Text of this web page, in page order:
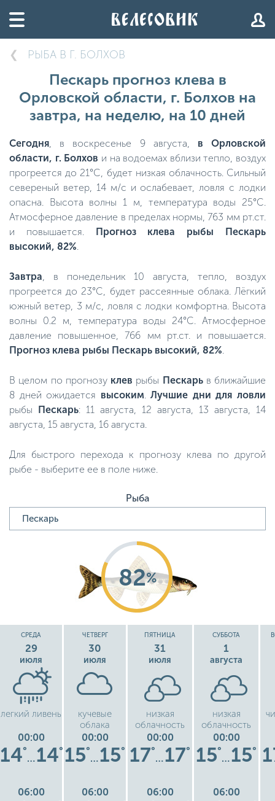
РЫБА В Г. БОЛХОВ
Пескарь прогноз клева в
Орловской области, г. Болхов на
завтра, на неделю, на 10 дней
Сегодня, в воскресенье 9 августа, в Орловской
области, г. Болхов и на водоемах вблизи тепло, воздух
прогреется до 21°C, будет низкая облачность. Сильный
севереный ветер, 14 м/с и ослабевает, ловля с лодки
опасна. Высота волны 1 м, температура воды 25°C.
Атмосферное давление в пределах нормы, 763 мм рт.ст.
и повышается. Прогноз клева рыбы Пескарь
высокий, 82%.
Завтра, в понедельник 10 августа, тепло, воздух
прогреется до 23°C, будет рассеянные облака. Лёгкий
южный ветер, 3 м/с, ловля с лодки комфортна. Высота
волны 0.2 м, температура воды 24°C. Атмосферное
давление повышенное, 766 мм рт.ст. и повышается.
Прогноз клева рыбы Пескарь высокий, 82%.
В целом по прогнозу клев рыбы Пескарьв ближайшие
8 дней ожидается высоким.Лучшие дни для ловли
рыбы Пескарь: 11 августа, 12 августа, 13 августа, 14
августа, 15 августа, 16 августа.
Для быстрого перехода к прогнозу клева по другой
рыбе - выберите ее в поле ниже.
Рыба
82%
СРЕДА
29
июля
легкий ливень
00:00
14°
…14°
06:00
ЧЕТВЕРГ
30
июля
кучевые
облака
00:00
15°
…15°
06:00
ПЯТНИЦА
31
июля
низкая
облачность
00:00
17°
…17°
06:00
СУББОТА
1
августа
низкая
облачность
00:00
15°
…15°
06:00